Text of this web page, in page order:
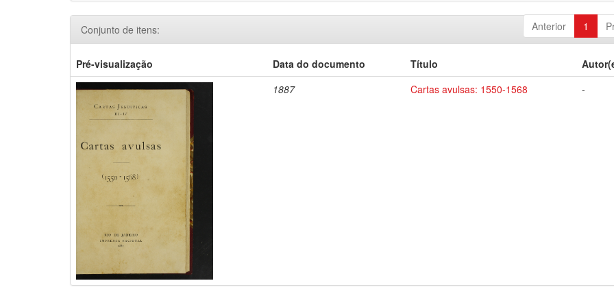
Anterior 1
Conjunto de itens:
Pré-visualização Data do documento Título
1887
Cartas avulsas: 1550-1568 -